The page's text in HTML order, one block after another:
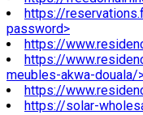
https://
password>
https://
https://
meubles-akwa-douala/
https://
https://solar-